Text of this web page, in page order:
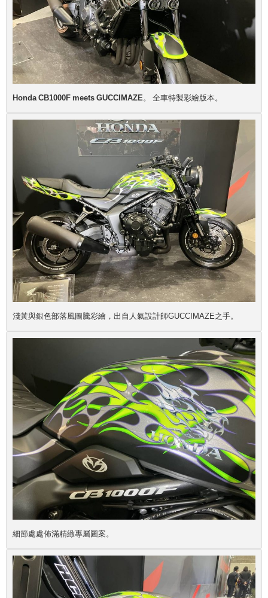
Honda CB1000F meets GUCCIMAZE 。 全車特製彩繪版本。
淺黃與銀色部落風圖騰彩繪，出自人氣設計師GUCCIMAZE之手。
細節處處佈滿精緻專屬圖案。